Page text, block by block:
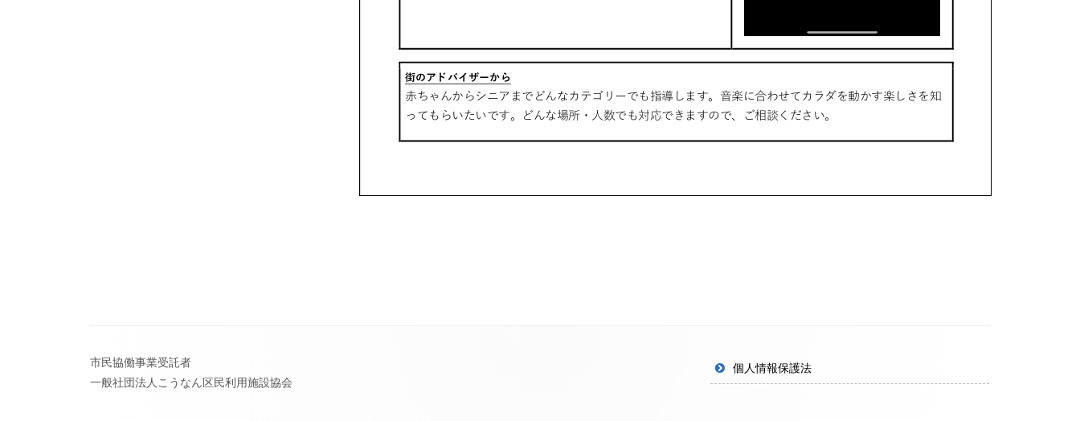
ッ
市民協働事業受託者
一般社団法人こうなん区民利用施設協会
個人情報保護法